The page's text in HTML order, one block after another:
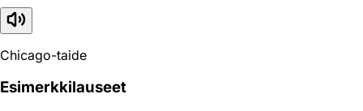
Chicago-taide
Esimerkkilauseet